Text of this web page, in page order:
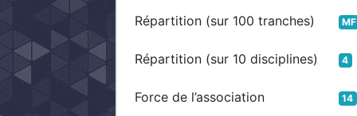
Répartition (sur 100 tranches) MF
Répartition (sur 10 disciplines) 4
Force de l’association 14